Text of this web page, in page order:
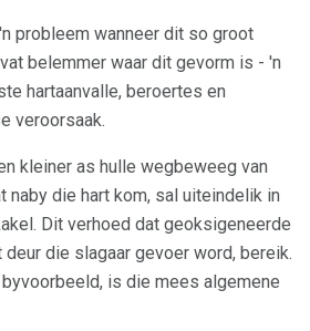
probleem wanneer dit so groot
belemmer waar dit gevorm is - 'n
hartaanvalle, beroertes en
veroorsaak.
kleiner as hulle wegbeweeg van
naby die hart kom, sal uiteindelik in
Dit verhoed dat geoksigeneerde
die slagaar gevoer word, bereik.
is die mees algemene